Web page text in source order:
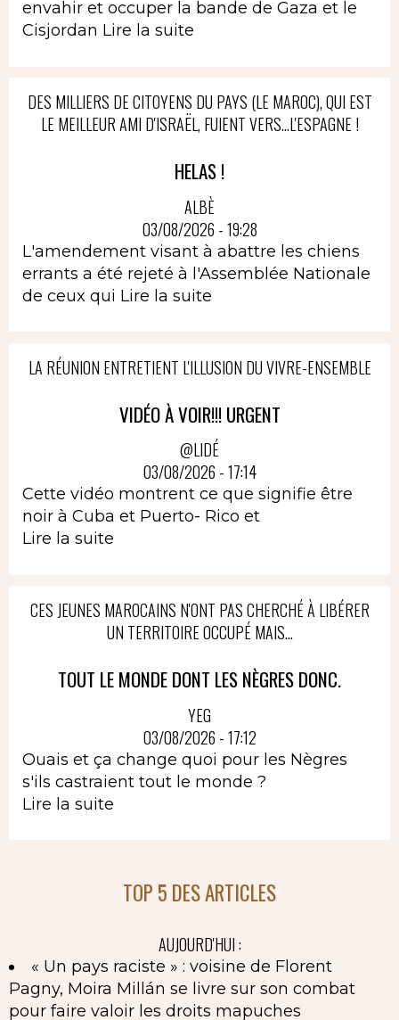
envahir et occuper la bande de Gaza et le
Cisjordan Lire la suite
DES MILLIERS DE CITOYENS DU PAYS (LE MAROC), QUI EST
LE MEILLEUR AMI D'ISRAËL, FUIENT VERS...L'ESPAGNE !
HELAS !
ALBÈ
03/08/2026 - 19:28
L'amendement visant à abattre les chiens
errants a été rejeté à l'Assemblée Nationale
de ceux qui Lire la suite
LA RÉUNION ENTRETIENT L'ILLUSION DU VIVRE-ENSEMBLE
VIDÉO À VOIR!!! URGENT
@LIDÉ
03/08/2026 - 17:14
Cette vidéo montrent ce que signifie être
noir à Cuba et Puerto- Rico et
Lire la suite
CES JEUNES MAROCAINS N'ONT PAS CHERCHÉ À LIBÉRER
UN TERRITOIRE OCCUPÉ MAIS...
TOUT LE MONDE DONT LES NÈGRES DONC.
YEG
03/08/2026 - 17:12
Ouais et ça change quoi pour les Nègres
s'ils castraient tout le monde ?
Lire la suite
TOP 5 DES ARTICLES
AUJOURD'HUI :
« Un pays raciste » : voisine de Florent
Pagny, Moira Millán se livre sur son combat
pour faire valoir les droits mapuches